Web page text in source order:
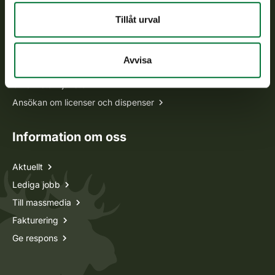
Tillåt urval
Avvisa
Ansökan om licenser och dispenser
Information om oss
Aktuellt
Lediga jobb
Till massmedia
Fakturering
Ge respons